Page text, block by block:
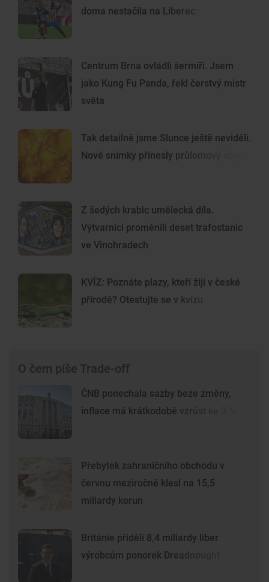
doma nestačila na Liberec
Centrum Brna ovládli šermíři. Jsem
jako Kung Fu Panda, řekl čerstvý mistr
světa
Tak detailně jsme Slunce ještě neviděli.
Nové snímky přinesly průlomový objev
Z šedých krabic umělecká díla.
Výtvarníci proměnili deset trafostanic
ve Vinohradech
KVÍZ: Poznáte plazy, kteří žijí v české
přírodě? Otestujte se v kvízu
O čem píše Trade-off
ČNB ponechala sazby beze změny,
inflace má krátkodobě vzrůst ke 3 %
Přebytek zahraničního obchodu v
červnu meziročně klesl na 15,5
miliardy korun
Británie přidělí 8,4 miliardy liber
výrobcům ponorek Dreadnought